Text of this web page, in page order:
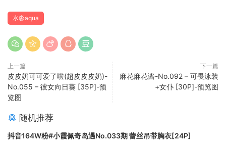
水淼aqua
上一篇
皮皮奶可可爱了啦(超皮皮皮奶)-
No.055 – 彼女向日葵 [35P]-预
览图
下一篇
麻花麻花酱-No.092 – 可畏泳装
+女仆 [30P]-预览图
随机推荐
抖音164W粉#小霞佩奇岛遇No.033期 蕾丝吊带胸衣[24P]